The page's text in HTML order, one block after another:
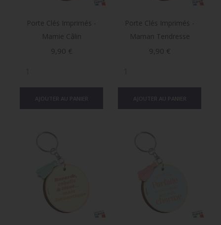
Porte Clés Imprimés -
Mamie Câlin
Prix
9,90 €
Porte Clés Imprimés -
Maman Tendresse
Prix
9,90 €